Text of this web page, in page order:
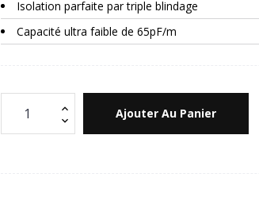
Isolation parfaite par triple blindage
Capacité ultra faible de 65pF/m
Ajouter Au Panier